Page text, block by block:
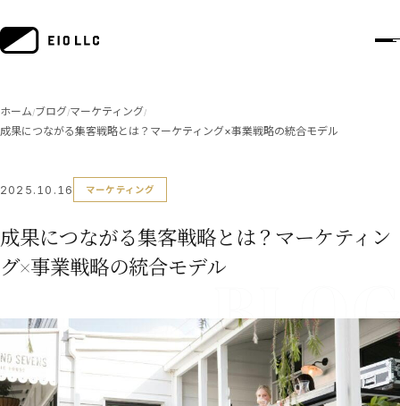
ホーム/ブログ/マーケティング/
成果につながる集客戦略とは？マーケティング×事業戦略の統合モデル
2025.10.16 マーケティング
成果につながる集客戦略とは？マーケティン
グ×事業戦略の統合モデル